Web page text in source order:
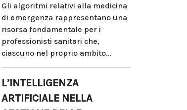
Gli algoritmi relativi alla medicina
di emergenza rappresentano una
risorsa fondamentale per i
professionisti sanitari che,
ciascuno nel proprio ambito...
L’INTELLIGENZA
ARTIFICIALE NELLA